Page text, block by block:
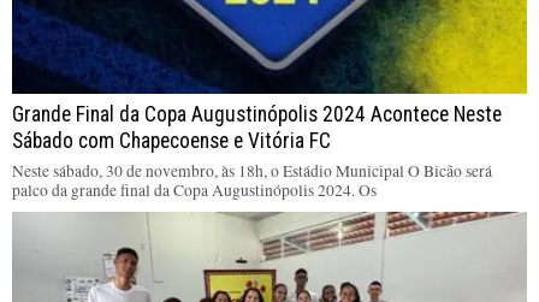
Grande Final da Copa Augustinópolis 2024 Acontece Neste
Sábado com Chapecoense e Vitória FC
Neste sábado, 30 de novembro, às 18h, o Estádio Municipal O Bicão será
palco da grande final da Copa Augustinópolis 2024. Os